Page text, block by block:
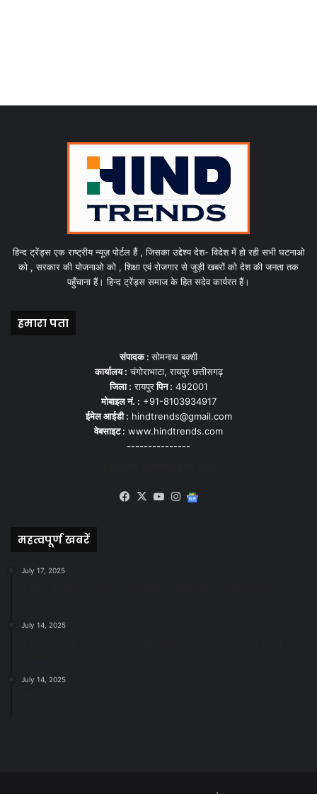
हिन्द ट्रेंड्स एक राष्ट्रीय न्यूज़ पोर्टल हैं , जिसका उद्देश्य देश- विदेश में हो रही सभी घटनाओ
को , सरकार की योजनाओ को , शिक्षा एवं रोजगार से जुड़ी खबरों को देश की जनता तक
पहुँचाना हैं। हिन्द ट्रेंड्स समाज के हित सदेव कार्यरत हैं।
हमारा पता
संपादक :सोमनाथ बक्शी
कार्यालय : चंगोराभाटा, रायपुर छत्तीसगढ़
जिला : रायपुरपिन : 492001
मोबाइल नं. : +91-8103934917
ईमेल आईडी : hindtrends@gmail.com
वेबसाइट : www.hindtrends.com
---------------
Facebook
X YouTubeInstagram
महत्वपूर्ण खबरें
July 17, 2025
July 14, 2025
July 14, 2025